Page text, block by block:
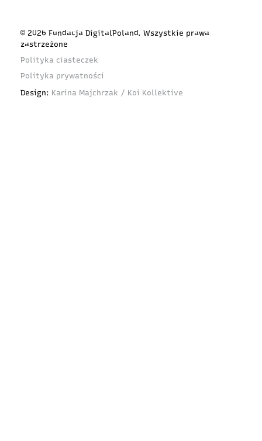
© 2026 Fundacja DigitalPoland. Wszystkie prawa
zastrzeżone
Polityka ciasteczek
Polityka prywatności
Design: Karina Majchrzak / Koi Kollektive